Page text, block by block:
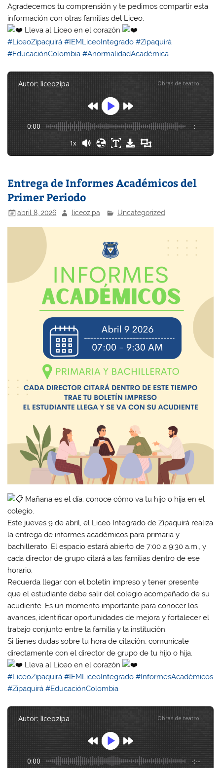
Agradecemos tu comprensión y te pedimos compartir esta
información con otras familias del Liceo.
Lleva al Liceo en el corazón
#LiceoZipaquirá #IEMLiceoIntegrado #Zipaquirá
#EducaciónColombia #AnormalidadAcadémica
autor: liceozipa Obras de teatro:-
0:00 -:--
1x
Entrega de Informes Académicos del
Primer Periodo
abril 8, 2026 liceozipa Uncategorized
Mañana es el día: conoce cómo va tu hijo o hija en el
colegio.
Este jueves 9 de abril, el Liceo Integrado de Zipaquirá realiza
la entrega de informes académicos para primaria y
bachillerato. El espacio estará abierto de 7:00 a 9:30 a.m., y
cada director de grupo citará a las familias dentro de ese
horario.
Recuerda llegar con el boletín impreso y tener presente
que el estudiante debe salir del colegio acompañado de su
acudiente. Es un momento importante para conocer los
avances, identificar oportunidades de mejora y fortalecer el
trabajo conjunto entre la familia y la institución.
Si tienes dudas sobre tu hora de citación, comunícate
directamente con el director de grupo de tu hijo o hija.
Lleva al Liceo en el corazón
#LiceoZipaquirá #IEMLiceoIntegrado #InformesAcadémicos
#Zipaquirá #EducaciónColombia
autor: liceozipa Obras de teatro:-
0:00 -:--